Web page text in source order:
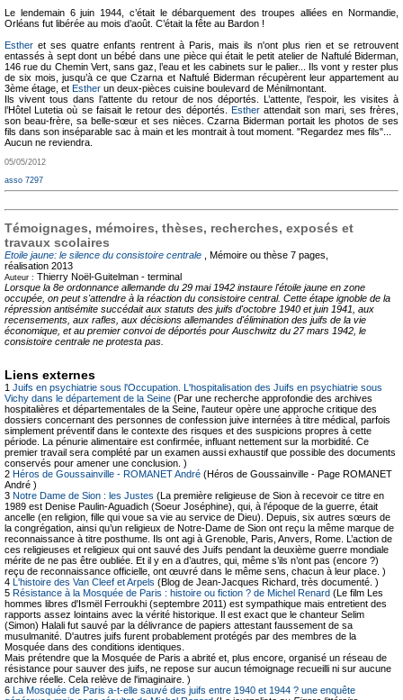
Le lendemain 6 juin 1944, c’était le débarquement des troupes alliées en Normandie,
Orléans fut libérée au mois d’août. C’était la fête au Bardon !
Esther et ses quatre enfants rentrent à Paris, mais ils n'ont plus rien et se retrouvent
entassés à sept dont un bébé dans une pièce qui était le petit atelier de Naftulé Biderman,
146 rue du Chemin Vert, sans gaz, l’eau et les cabinets sur le palier... Ils vont y rester plus
de six mois, jusqu’à ce que Czarna et Naftulé Biderman récupèrent leur appartement au
3ème étage, et Esther un deux-pièces cuisine boulevard de Ménilmontant.
Ils vivent tous dans l’attente du retour de nos déportés. L’attente, l’espoir, les visites à
l’Hôtel Lutetia où se faisait le retour des déportés. Estherattendait son mari, ses frères,
son beau-frère, sa belle-sœur et ses nièces. Czarna Biderman portait les photos de ses
fils dans son inséparable sac à main et les montrait à tout moment. "Regardez mes fils"...
Aucun ne reviendra.
05/05/2012
asso 7297
Témoignages, mémoires, thèses, recherches, exposés et
travaux scolaires
Etoile jaune: le silence du consistoire centrale , Mémoire ou thèse 7 pages,
réalisation 2013
Auteur : Thierry Noël-Guitelman - terminal
Lorsque la 8e ordonnance allemande du 29 mai 1942 instaure l'étoile jaune en zone
occupée, on peut s'attendre à la réaction du consistoire central. Cette étape ignoble de la
répression antisémite succédait aux statuts des juifs d'octobre 1940 et juin 1941, aux
recensements, aux rafles, aux décisions allemandes d'élimination des juifs de la vie
économique, et au premier convoi de déportés pour Auschwitz du 27 mars 1942, le
consistoire centrale ne protesta pas.
Liens externes
1 Juifs en psychiatrie sous l'Occupation. L'hospitalisation des Juifs en psychiatrie sous
Vichy dans le département de la Seine (Par une recherche approfondie des archives
hospitalières et départementales de la Seine, l'auteur opère une approche critique des
dossiers concernant des personnes de confession juive internées à titre médical, parfois
simplement préventif dans le contexte des risques et des suspicions propres à cette
période. La pénurie alimentaire est confirmée, influant nettement sur la morbidité. Ce
premier travail sera complété par un examen aussi exhaustif que possible des documents
conservés pour amener une conclusion. )
2 Héros de Goussainville - ROMANET André (Héros de Goussainville - Page ROMANET
André )
3 Notre Dame de Sion : les Justes (La première religieuse de Sion à recevoir ce titre en
1989 est Denise Paulin-Aguadich (Soeur Joséphine), qui, à l’époque de la guerre, était
ancelle (en religion, fille qui voue sa vie au service de Dieu). Depuis, six autres sœurs de
la congrégation, ainsi qu’un religieux de Notre-Dame de Sion ont reçu la même marque de
reconnaissance à titre posthume. Ils ont agi à Grenoble, Paris, Anvers, Rome. L’action de
ces religieuses et religieux qui ont sauvé des Juifs pendant la deuxième guerre mondiale
mérite de ne pas être oubliée. Et il y en a d’autres, qui, même s’ils n’ont pas (encore ?)
reçu de reconnaissance officielle, ont œuvré dans le même sens, chacun à leur place. )
4 L'histoire des Van Cleef et Arpels (Blog de Jean-Jacques Richard, très documenté. )
5 Résistance à la Mosquée de Paris : histoire ou fiction ? de Michel Renard (Le film Les
hommes libres d'Ismël Ferroukhi (septembre 2011) est sympathique mais entretient des
rapports assez lointains avec la vérité historique. Il est exact que le chanteur Selim
(Simon) Halali fut sauvé par la délivrance de papiers attestant faussement de sa
musulmanité. D'autres juifs furent probablement protégés par des membres de la
Mosquée dans des conditions identiques.
Mais prétendre que la Mosquée de Paris a abrité et, plus encore, organisé un réseau de
résistance pour sauver des juifs, ne repose sur aucun témoignage recueilli ni sur aucune
archive réelle. Cela relève de l'imaginaire. )
6 La Mosquée de Paris a-t-elle sauvé des juifs entre 1940 et 1944 ? une enquête